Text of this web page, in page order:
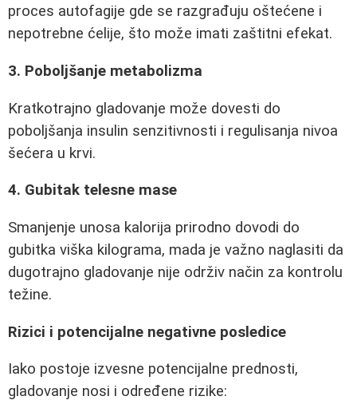
proces autofagije gde se razgrađuju oštećene i
nepotrebne ćelije, što može imati zaštitni efekat.
3. Poboljšanje metabolizma
Kratkotrajno gladovanje može dovesti do
poboljšanja insulin senzitivnosti i regulisanja nivoa
šećera u krvi.
4. Gubitak telesne mase
Smanjenje unosa kalorija prirodno dovodi do
gubitka viška kilograma, mada je važno naglasiti da
dugotrajno gladovanje nije održiv način za kontrolu
težine.
Rizici i potencijalne negativne posledice
Iako postoje izvesne potencijalne prednosti,
gladovanje nosi i određene rizike: